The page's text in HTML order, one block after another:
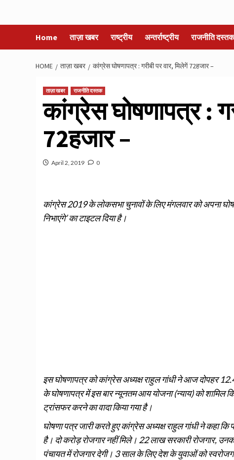
Home ताज़ा खबर राष्ट्रीय अन्तर्राष्ट्रीय राजनीति दस्तक
HOME ताज़ा खबर कांग्रेस घोषणापत्र : गरीबी पर वार, मिलेगें 72हजार –
ताज़ा खबर राजनीति दस्तक
कांग्रेस घोषणापत्र :
72हजार –
April 2, 2019 0
कांग्रेस 2019 के लोकसभा चुनावों के लिए मंगलवार को अपना
निभाएंगे’ का टाइटल दिया है।
इस घोषणापत्र को कांग्रेस अध्यक्ष राहुल गांधी ने आज दोपहर
के घोषणापत्र में इस बार न्यूनतम आय योजना (न्याय) को शामिल
ट्रांसफर करने का वादा किया गया है।
घोषणा पत्र जारी करते हुए कांग्रेस अध्यक्ष राहुल गांधी ने कहा कि
है। दो करोड़ रोजगार नहीं मिले। 22 लाख सरकारी रोजगार,
पंचायत में रोजगार देगी। 3 साल के लिए देश के युवाओं को